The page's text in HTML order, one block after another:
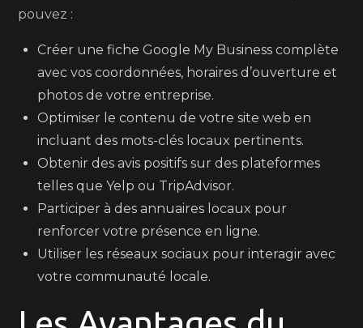
pouvez :
Créer une fiche Google My Business complète
avec vos coordonnées, horaires d’ouverture et
photos de votre entreprise.
Optimiser le contenu de votre site web en
incluant des mots-clés locaux pertinents.
Obtenir des avis positifs sur des plateformes
telles que Yelp ou TripAdvisor.
Participer à des annuaires locaux pour
renforcer votre présence en ligne.
Utiliser les réseaux sociaux pour interagir avec
votre communauté locale.